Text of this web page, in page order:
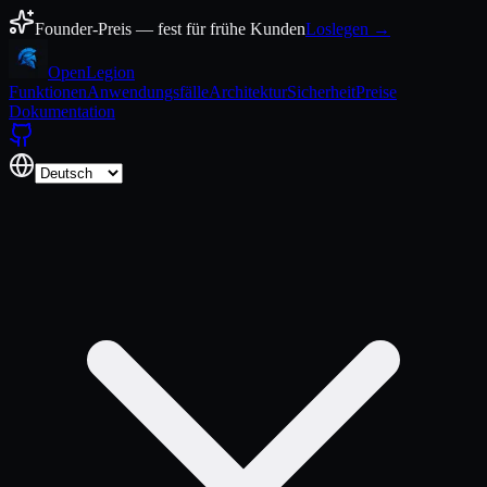
Zum Inhalt springen
Founder-Preis — fest für frühe KundenLoslegen →
OpenLegion
FunktionenAnwendungsfälleArchitekturSicherheitPreise
Dokumentation